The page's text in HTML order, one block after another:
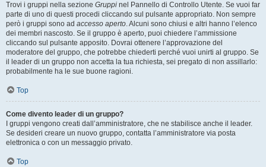
Trovi i gruppi nella sezione Gruppi nel Pannello di Controllo Utente. Se vuoi far
parte di uno di questi procedi cliccando sul pulsante appropriato. Non sempre
però i gruppi sono ad accesso aperto. Alcuni sono chiusi e altri hanno l’elenco
dei membri nascosto. Se il gruppo è aperto, puoi chiedere l’ammissione
cliccando sul pulsante apposito. Dovrai ottenere l’approvazione del
moderatore del gruppo, che potrebbe chiederti perché vuoi unirti al gruppo. Se
il leader di un gruppo non accetta la tua richiesta, sei pregato di non assillarlo:
probabilmente ha le sue buone ragioni.
Top
Come divento leader di un gruppo?
I gruppi vengono creati dall’amministratore, che ne stabilisce anche il leader.
Se desideri creare un nuovo gruppo, contatta l’amministratore via posta
elettronica o con un messaggio privato.
Top